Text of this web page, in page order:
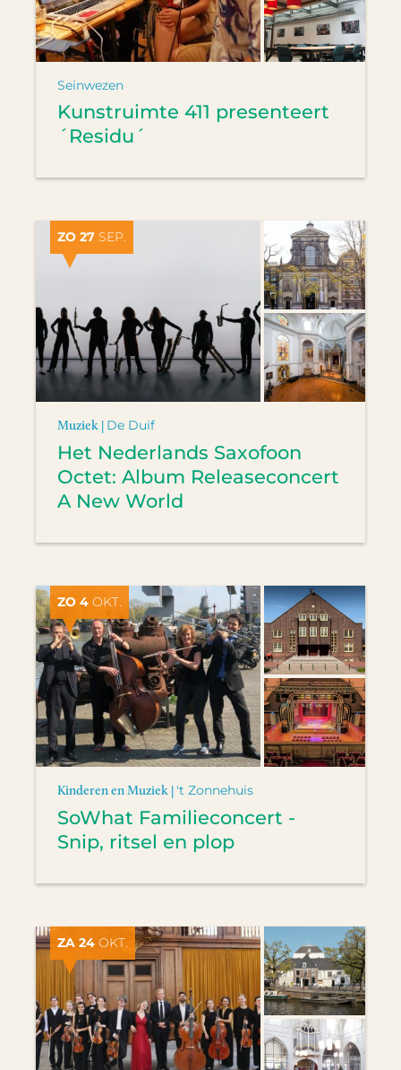
Seinwezen
Kunstruimte 411 presenteert
´Residu´
ZO 27 SEP.
Muziek | De Duif
Het Nederlands Saxofoon
Octet: Album Releaseconcert
A New World
ZO 4 OKT.
Kinderen en Muziek | 't Zonnehuis
SoWhat Familieconcert -
Snip, ritsel en plop
ZA 24 OKT.